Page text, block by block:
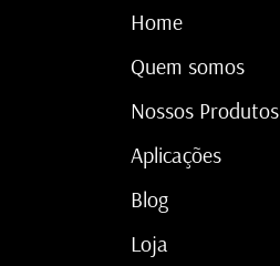
Home
Quem somos
Nossos Produtos
Aplicações
Blog
Loja